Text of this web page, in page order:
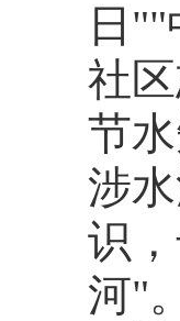
日
社
节
涉
识
河"。